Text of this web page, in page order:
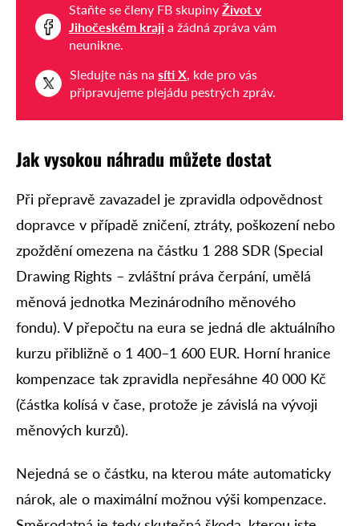
Staňte se členy FB skupiny Život v
Jihočeském kraji a žádná zpráva vám
neunikne.
Sledujte nás na síti X, kde pro vás
připravujeme plejádu pestrých zpráv.
Jak vysokou náhradu můžete dostat
Při přepravě zavazadel je zpravidla odpovědnost
dopravce v případě zničení, ztráty, poškození nebo
zpoždění omezena na částku 1 288 SDR (Special
Drawing Rights – zvláštní práva čerpání, umělá
měnová jednotka Mezinárodního měnového
fondu). V přepočtu na eura se jedná dle aktuálního
kurzu přibližně o 1 400–1 600 EUR. Horní hranice
kompenzace tak zpravidla nepřesáhne 40 000 Kč
(částka kolísá v čase, protože je závislá na vývoji
měnových kurzů).
Nejedná se o částku, na kterou máte automaticky
nárok, ale o maximální možnou výši kompenzace.